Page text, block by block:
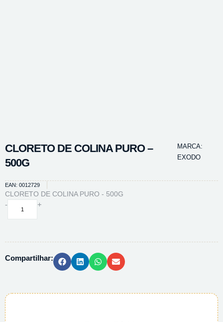
CLORETO DE COLINA PURO –
500G
MARCA:
EXODO
EAN: 0012729
CLORETO DE COLINA PURO - 500G
-
CLORETO
500G
+
Compartilhar: